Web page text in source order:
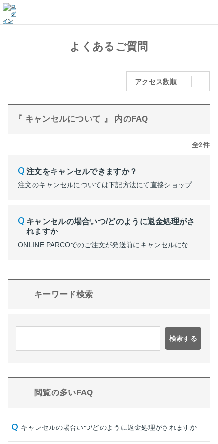
よくあるご質問
アクセス数順
『 キャンセルについて 』 内のFAQ
全2件
注文をキャンセルできますか？
注文のキャンセルについては下記方法にて直接ショップへお問い合わせください。 ■PARCOメンバーズ会員購入の場合 購入履歴より該当注文の購入履歴詳細を開いていただき、画面下部「この注文へのお問い合わせ」からお問い合わせください。 ■ゲスト注文の場合 注文完了時にお送りしているメール「ご注文・お申込完了のお知らせ」に記載のショップURLからお問い合わせく...
キャンセルの場合いつ/どのように返金処理がさ
れますか
キーワード検索
検索する
閲覧の多いFAQ
キャンセルの場合いつ/どのように返金処理がされますか